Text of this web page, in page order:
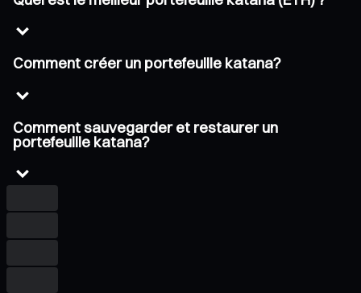
Comment créer un portefeuille katana?
Comment sauvegarder et restaurer un
portefeuille katana?